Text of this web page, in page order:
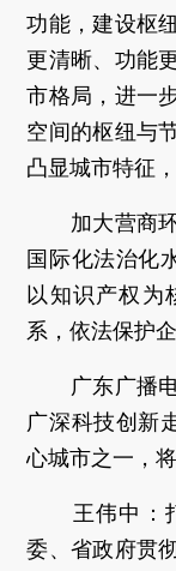
功能，建设枢
更清晰、功能
市格局，进一
空间的枢纽与
凸显城市特征
加大营商环
国际化法治化
以知识产权为
系，依法保护
广东广播
广深科技创新
心城市之一，
王伟中：
委、省政府贯